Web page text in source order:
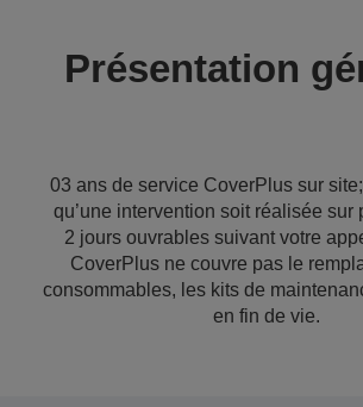
Présentation
03 ans de service CoverPlus sur
qu’une intervention soit réalisée sur
2 jours ouvrables suivant votre
CoverPlus ne couvre pas le
consommables, les kits de
en fin de vie.